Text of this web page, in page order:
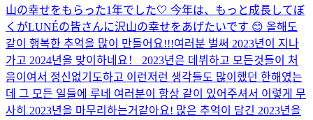
山の幸せをもらった1年でした🤍 今年は、もっと成長してぼ
くがLUNÉの皆さんに沢山の幸せをあげたいです 😊 올해도
같이 행복한 추억을 많이 만들어요!!!여러분 벌써 2023년이 지나
가고 2024년을 맞이하네요！ 2023년은 데뷔하고 모든것들이 처
음이여서 정신없기도하고 이런저런 생각들도 많이했던 한해였는
데 그 모든 일들에 루네 여러분이 항상 같이 있어주셔서 이렇게 무
사히 2023년을 마무리하는거같아요! 많은 추억이 담긴 2023년을